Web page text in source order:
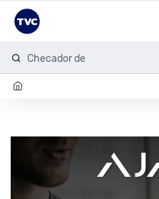
Checador de hue